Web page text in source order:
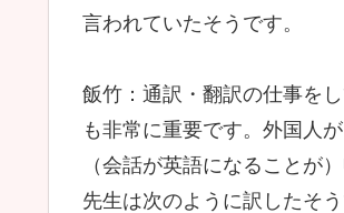
言われていたそうです。
飯竹：通訳・翻訳の仕事を
も非常に重要です。外国人
（会話が英語になることが
先生は次のように訳したそ